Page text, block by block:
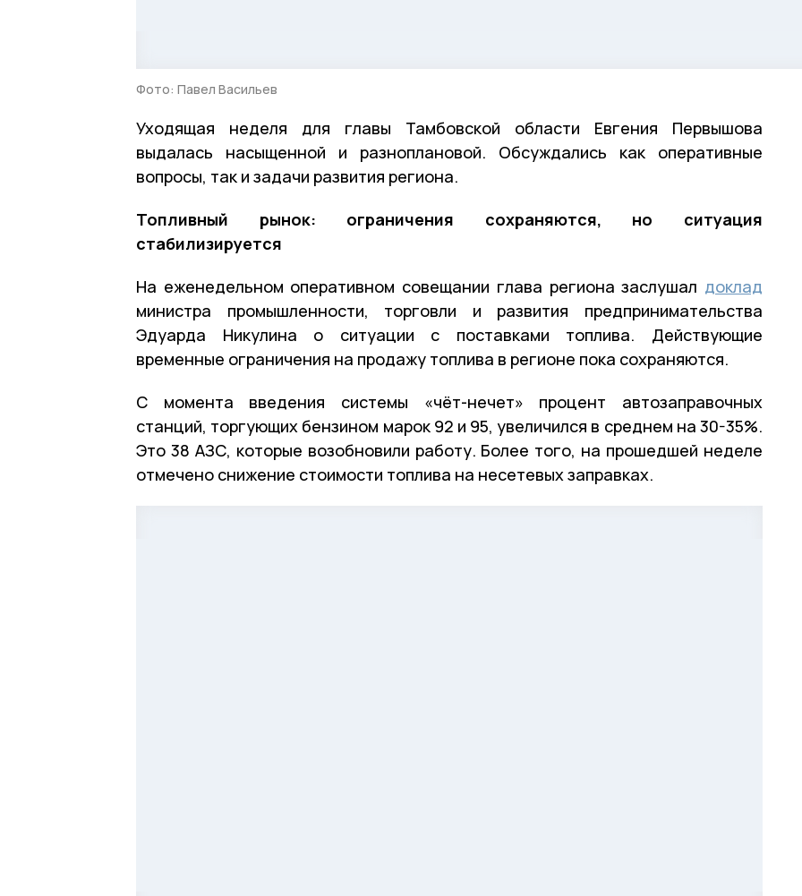
Фото: Павел Васильев
Уходящая неделя для главы Тамбовской области Евгения Первышова
выдалась насыщенной и разноплановой. Обсуждались как оперативные
вопросы, так и задачи развития региона.
Топливный рынок: ограничения сохраняются, но ситуация
стабилизируется
На еженедельном оперативном совещании глава региона заслушал доклад
министра промышленности, торговли и развития предпринимательства
Эдуарда Никулина о ситуации с поставками топлива. Действующие
временные ограничения на продажу топлива в регионе пока сохраняются.
С момента введения системы «чёт-нечет» процент автозаправочных
станций, торгующих бензином марок 92 и 95, увеличился в среднем на 30-35%.
Это 38 АЗС, которые возобновили работу. Более того, на прошедшей неделе
отмечено снижение стоимости топлива на несетевых заправках.